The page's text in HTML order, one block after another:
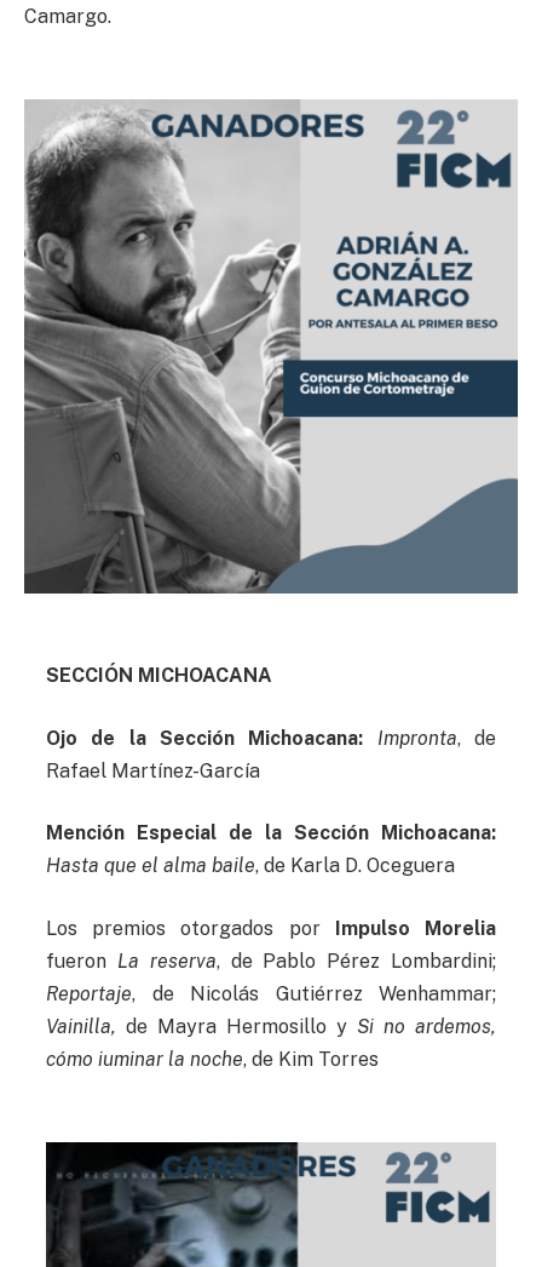
Camargo.
SECCIÓN MICHOACANA
Ojo de la Sección Michoacana: Impronta, de
Rafael Martínez-García
Mención Especial de la Sección Michoacana:
Hasta que el alma baile, de Karla D. Oceguera
Los premios otorgados por Impulso Morelia
fueron La reserva, de Pablo Pérez Lombardini;
Reportaje, de Nicolás Gutiérrez Wenhammar;
Vainilla, de Mayra Hermosillo y Si no ardemos,
cómo iuminar la noche, de Kim Torres